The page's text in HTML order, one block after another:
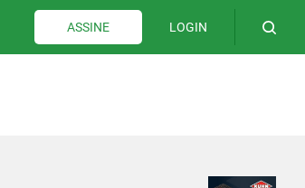
ASSINE LOGIN